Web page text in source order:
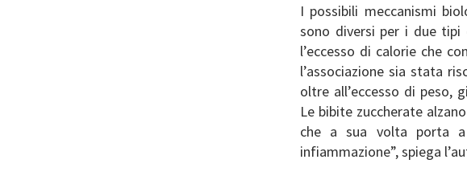
I possibili meccanismi
sono diversi per i due tipi
l’eccesso di calorie che
l’associazione sia stata
oltre all’eccesso di peso,
Le bibite zuccherate
che a sua volta porta a
infiammazione”, spiega